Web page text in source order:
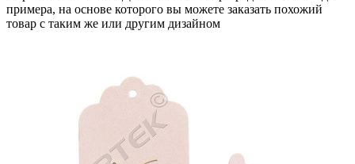
примера, на основе которого вы можете заказать похожий
товар с таким же или другим дизайном